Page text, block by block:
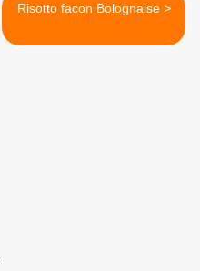
Risotto facon Bolognaise >